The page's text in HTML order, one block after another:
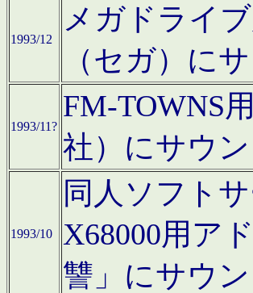
1993/12
メガドライ
（セガ）に
1993/11?
FM-TOWNS
社）にサウ
1993/10
同人ソフト
X68000用ア
讐」にサウ